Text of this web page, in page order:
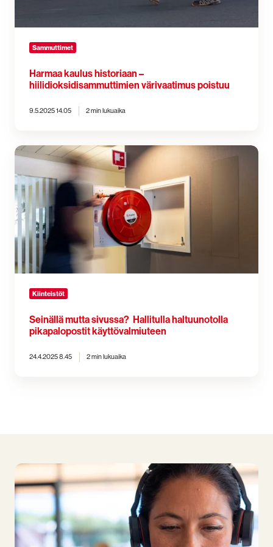
Sammuttimet
Harmaa kaulus historiaan –
hiilidioksidisammuttimien värivaatimus poistuu
9.5.2025 14.05 2 min lukuaika
Seinällä
sivussa?
Hallitulla
haltuunotolla
pikapalopostit
käyttövalmiuteen
Kiinteistöt
Seinällä mutta sivussa? Hallitulla haltuunotolla
pikapalopostit käyttövalmiuteen
24.4.2025 8.45 2 min lukuaika